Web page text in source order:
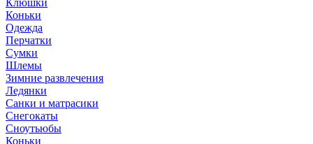
Клюшки
Коньки
Одежда
Перчатки
Сумки
Шлемы
Зимние развлечения
Ледянки
Санки и матрасики
Снегокаты
Сноутьюбы
Коньки